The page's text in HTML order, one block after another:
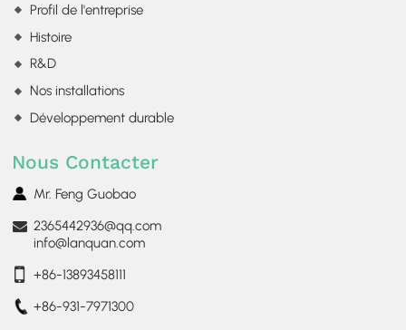
Profil de l'entreprise
Histoire
R&D
Nos installations
Développement durable
Nous Contacter
Mr. Feng Guobao
2365442936@qq.com
info@lanquan.com
+86-13893458111
+86-931-7971300